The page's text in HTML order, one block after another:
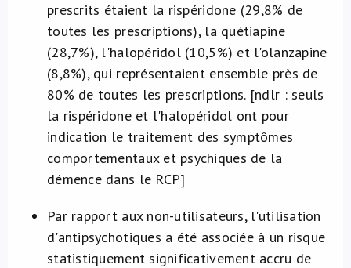
prescrits étaient la rispéridone (29,8% de
toutes les prescriptions), la quétiapine
(28,7%), l'halopéridol (10,5%) et l'olanzapine
(8,8%), qui représentaient ensemble près de
80% de toutes les prescriptions. [ndlr : seuls
la rispéridone et l'halopéridol ont pour
indication le traitement des symptômes
comportementaux et psychiques de la
démence dans le RCP]
Par rapport aux non-utilisateurs, l'utilisation
d'antipsychotiques a été associée à un risque
statistiquement significativement accru de